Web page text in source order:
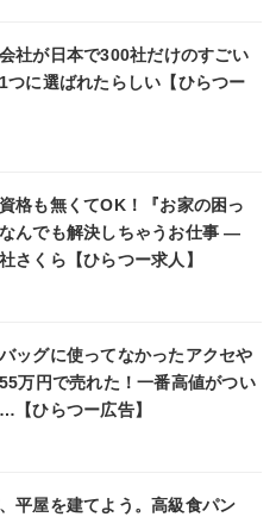
社が日本で300社だけのすごい
つに選ばれたらしい【ひらつー
格も無くてOK！『お家の困っ
んでも解決しちゃうお仕事 ―
さくら【ひらつー求人】
ッグに使ってなかったアクセや
万円で売れた！一番高値がつい
【ひらつー広告】
平屋を建てよう。高級食パン